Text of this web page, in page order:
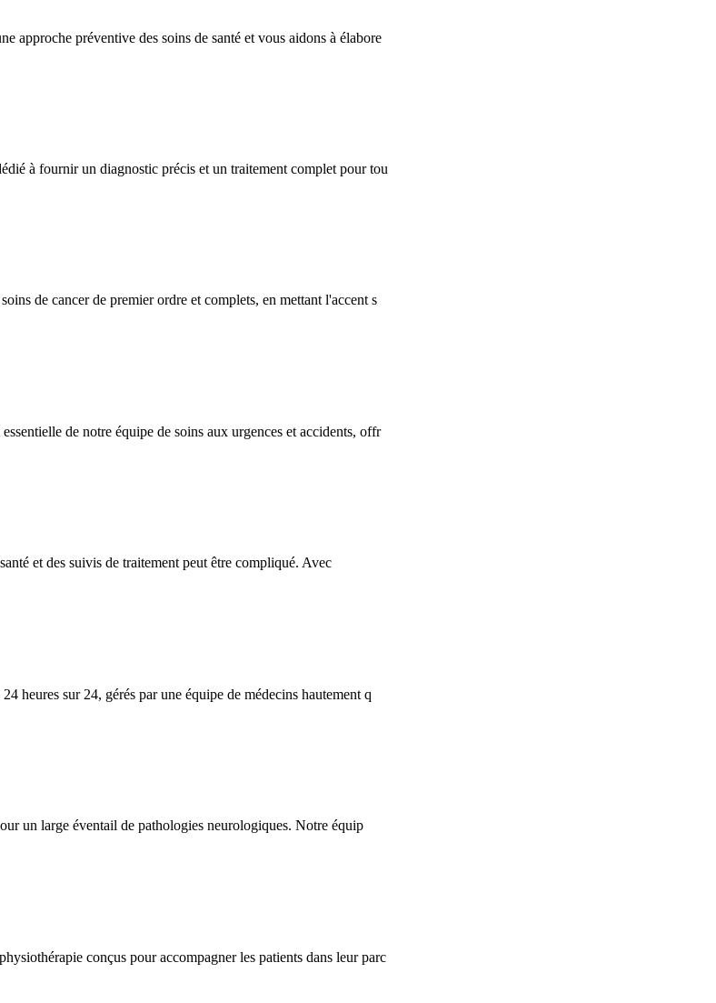
approche préventive des soins de santé et vous aidons à élabore
à fournir un diagnostic précis et un traitement complet pour tou
de cancer de premier ordre et complets, en mettant l'accent s
de notre équipe de soins aux urgences et accidents, offr
et des suivis de traitement peut être compliqué. Avec
heures sur 24, gérés par une équipe de médecins hautement q
un large éventail de pathologies neurologiques. Notre équip
conçus pour accompagner les patients dans leur parc